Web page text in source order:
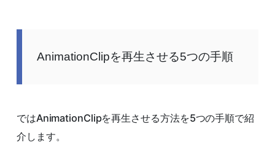
AnimationClipを再生させる5つの手順
ではAnimationClipを再生させる方法を5つの手順で紹
介します。